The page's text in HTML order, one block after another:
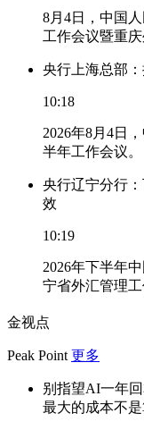
8月4日，中国
工作会议暨重庆
央行上海总部：
10:18
2026年8月4日
半年工作会议。
央行辽宁分行
效
10:19
2026年下半年
宁省外汇管理工
金视点
Peak Point 更多
别指望AI一年
最大的成本不是